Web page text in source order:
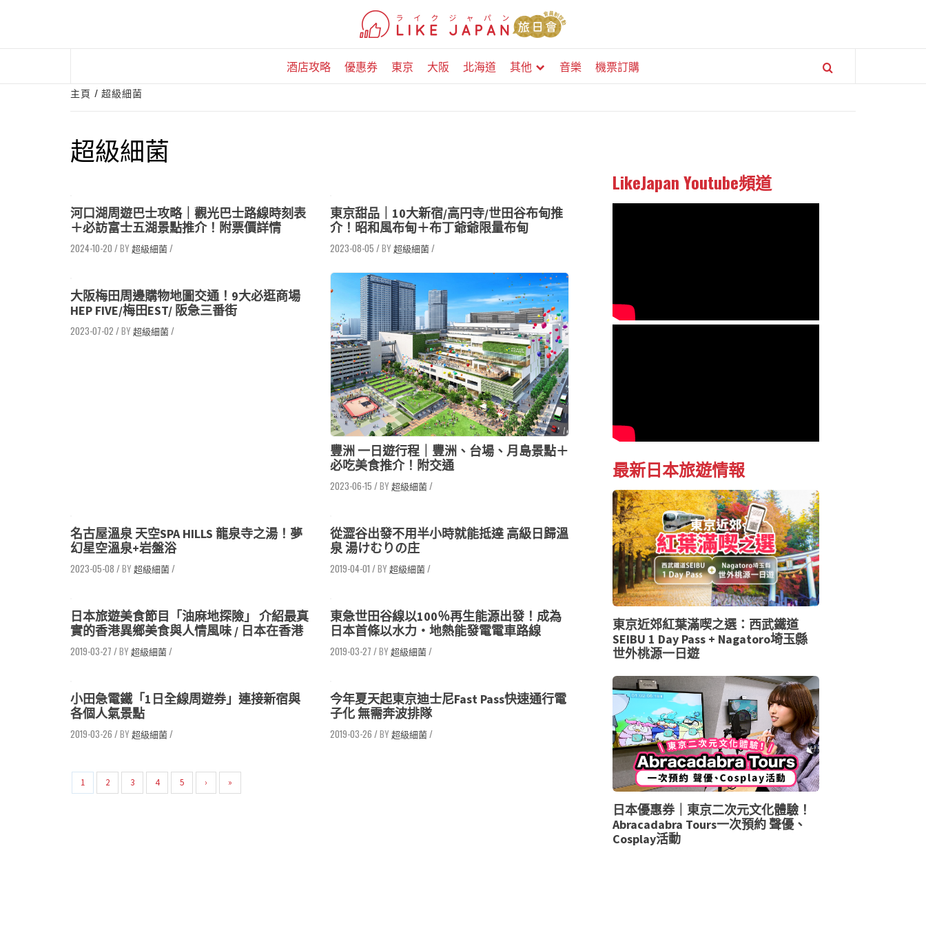
酒店攻略 優惠券 東京 大阪 北海道 其他 音樂 機票訂購
主頁 超級細菌
超級細菌
河口湖周遊巴士攻略｜觀光巴士路線時刻表
＋必訪富士五湖景點推介！附票價詳情
2024-10-20 / 超級細菌/
東京甜品｜10大新宿/高円寺/世田谷布甸推
介！昭和風布甸＋布丁爺爺限量布甸
2023-08-05 / 超級細菌/
大阪梅田周邊購物地圖交通！9大必逛商場
HEP FIVE/梅田EST/ 阪急三番街
2023-07-02 / 超級細菌/
豐洲 一日遊行程｜豐洲、台場、月島景點＋
必吃美食推介！附交通
2023-06-15 / 超級細菌/
名古屋溫泉 天空SPA HILLS 龍泉寺之湯！夢
幻星空溫泉+岩盤浴
2023-05-08 / 超級細菌/
從澀谷出發不用半小時就能抵達 高級日歸溫
泉 湯けむりの庄
2019-04-01 / 超級細菌/
日本旅遊美食節目「油麻地探險」 介紹最真
實的香港異鄉美食與人情風味 / 日本在香港
2019-03-27 / 超級細菌/
東急世田谷線以100％再生能源出發！成為
日本首條以水力‧地熱能發電電車路線
2019-03-27 / 超級細菌/
小田急電鐵「1日全線周遊券」連接新宿與
各個人氣景點
2019-03-26 / 超級細菌/
今年夏天起東京迪士尼Fast Pass快速通行電
子化 無需奔波排隊
2019-03-26 / 超級細菌/
1 2 3 4 5 › »
LikeJapan Youtube頻道
最新日本旅遊情報
東京近郊紅葉滿喫之選：西武鐵道
SEIBU 1 Day Pass + Nagatoro埼玉縣
世外桃源一日遊
日本優惠券｜東京二次元文化體驗！
Abracadabra Tours一次預約 聲優、
Cosplay活動